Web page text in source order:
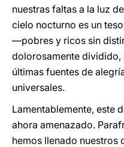
nuestras faltas a la luz
cielo nocturno es un
—pobres y ricos sin
dolorosamente dividido,
últimas fuentes de
universales.
Lamentablemente, este
ahora amenazado.
hemos llenado nuestros